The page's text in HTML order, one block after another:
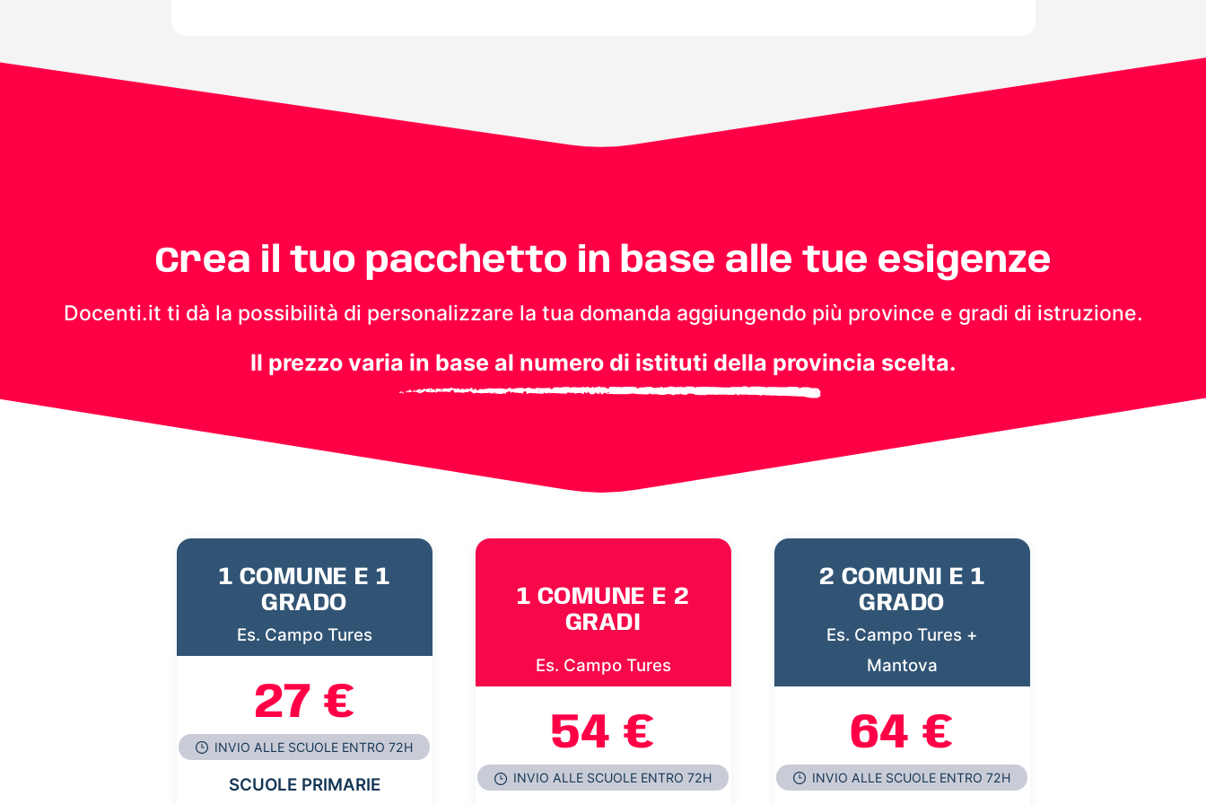
Crea il tuo pacchetto in base alle tue esigenze
Docenti.it ti dà la possibilità di personalizzare la tua domanda aggiungendo più province e gradi di istruzione.
Il prezzo varia in base al numero di istituti della provincia scelta.
1 COMUNE E 1
GRADO
Es. Campo Tures
27 €
INVIO ALLE SCUOLE ENTRO 72H
SCUOLE PRIMARIE
1 COMUNE E 2
GRADI
Es. Campo Tures
54 €
INVIO ALLE SCUOLE ENTRO 72H
2 COMUNI E 1
GRADO
Es. Campo Tures +
Mantova
64 €
INVIO ALLE SCUOLE ENTRO 72H